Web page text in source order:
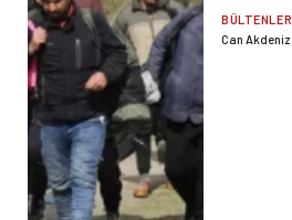
BÜLTENLER
Can Akdeniz